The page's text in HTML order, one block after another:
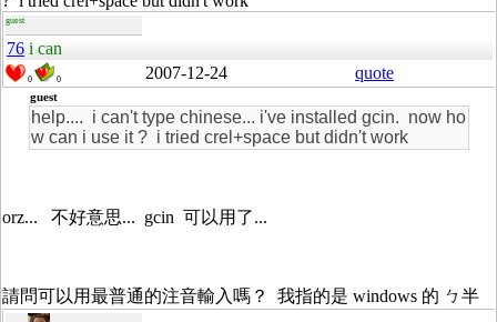
guest
76 i can
0 0 2007-12-24 quote
guest
help.... i can't type chinese... i've installed gcin. now ho
w can i use it ? i tried crel+space but didn't work
orz... 不好意思... gcin 可以用了...
請問可以用最普通的注音輸入嗎？ 我指的是 windows 的 ㄅ半